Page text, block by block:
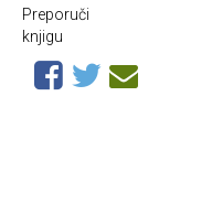
Preporuči
knjigu